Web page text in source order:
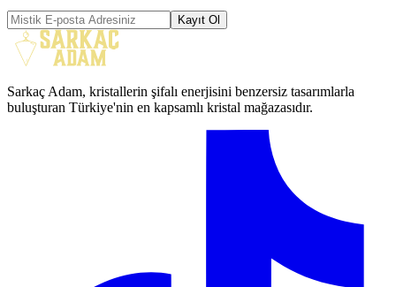
Kayıt Ol
Sarkaç Adam, kristallerin şifalı enerjisini benzersiz tasarımlarla
buluşturan Türkiye'nin en kapsamlı kristal mağazasıdır.